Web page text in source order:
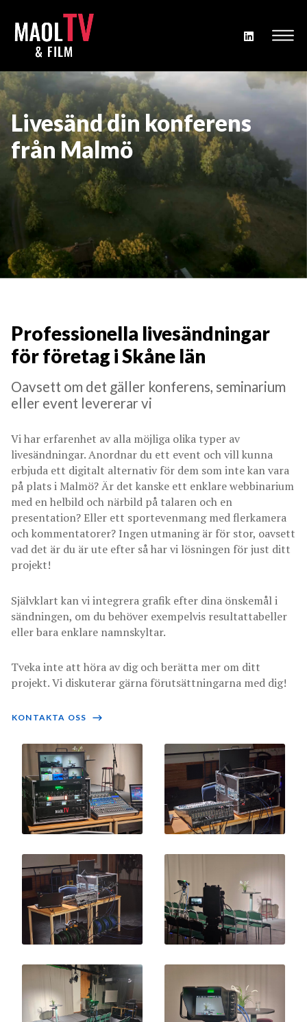
Livesänd din konferens
från Malmö
Professionella livesändningar
för företag i Skåne län
Oavsett om det gäller konferens, seminarium
eller event levererar vi
Vi har erfarenhet av alla möjliga olika typer av
livesändningar. Anordnar du ett event och vill kunna
erbjuda ett digitalt alternativ för dem som inte kan vara
på plats i Malmö? Är det kanske ett enklare webbinarium
med en helbild och närbild på talaren och en
presentation? Eller ett sportevenmang med flerkamera
och kommentatorer? Ingen utmaning är för stor, oavsett
vad det är du är ute efter så har vi lösningen för just ditt
projekt!
Självklart kan vi integrera grafik efter dina önskemål i
sändningen, om du behöver exempelvis resultattabeller
eller bara enklare namnskyltar.
Tveka inte att höra av dig och berätta mer om ditt
projekt. Vi diskuterar gärna förutsättningarna med dig!
KONTAKTA OSS ⟶